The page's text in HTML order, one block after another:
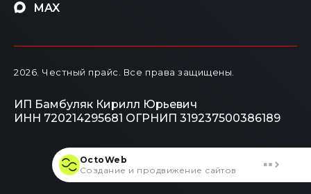
MAX
2026 . Честный прайс. Все права защищены.
ИП Бамбуляк Кирилл Юрьевич
ИНН 720214295681 ОГРНИП 319237500386189
OctoWeb
Создание и продвижение сайтов